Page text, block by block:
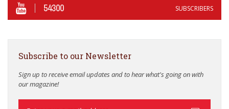
54300 SUBSCRIBERS
Subscribe to our Newsletter
Sign up to receive email updates and to hear what's going on with
our magazine!